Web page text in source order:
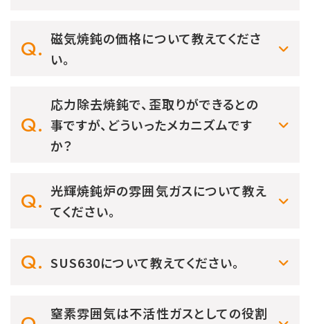
磁気焼鈍の価格について教えてくださ
い。
応力除去焼鈍で、歪取りができるとの
事ですが、どういったメカニズムです
か？
光輝焼鈍炉の雰囲気ガスについて教え
てください。
SUS630について教えてください。
窒素雰囲気は不活性ガスとしての役割